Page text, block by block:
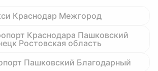
Краснодар Межгород
Краснодара Пашковский
Ростовская область
Пашковский Благодарный